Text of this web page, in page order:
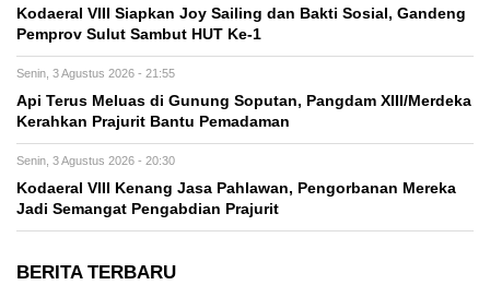
Kodaeral VIII Siapkan Joy Sailing dan Bakti Sosial, Gandeng
Pemprov Sulut Sambut HUT Ke-1
Senin, 3 Agustus 2026 - 21:55
Api Terus Meluas di Gunung Soputan, Pangdam XIII/Merdeka
Kerahkan Prajurit Bantu Pemadaman
Senin, 3 Agustus 2026 - 20:30
Kodaeral VIII Kenang Jasa Pahlawan, Pengorbanan Mereka
Jadi Semangat Pengabdian Prajurit
BERITA TERBARU